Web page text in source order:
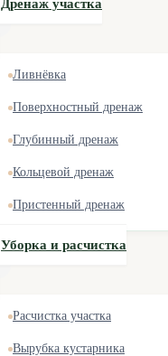
Дренаж участка
Ливнёвка
Поверхностный дренаж
Глубинный дренаж
Кольцевой дренаж
Пристенный дренаж
Уборка и расчистка
Расчистка участка
Вырубка кустарника